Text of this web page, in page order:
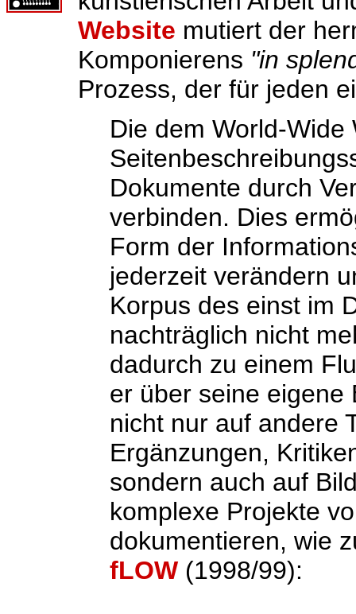
Website mutiert der
Komponierens "in
Prozess, der für jeden
Die dem World-
Dokumente durch
verbinden. Dies
Form der
jederzeit verändern
Korpus des einst im
nachträglich nicht
dadurch zu einem
er über seine eigene
nicht nur auf andere
Ergänzungen,
sondern auch auf
komplexe Projekte
dokumentieren, wie
fLOW (1998/99):